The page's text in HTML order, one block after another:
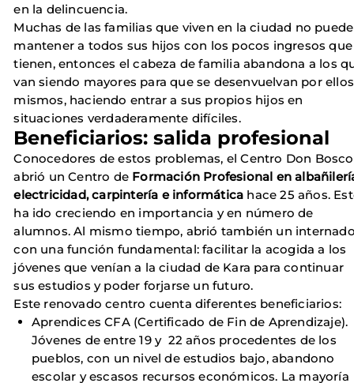
en la delincuencia.
Muchas de las familias que viven en la ciudad no
mantener a todos sus hijos con los pocos ingresos que
tienen, entonces el cabeza de familia abandona a los
van siendo mayores para que se desenvuelvan por ellos
mismos, haciendo entrar a sus propios hijos en
situaciones verdaderamente difíciles.
Beneficiarios: salida profesional
Conocedores de estos problemas, el Centro Don Bosco
abrió un Centro de Formación Profesional en
electricidad, carpintería e informática hace 25 años.
ha ido creciendo en importancia y en número de
alumnos. Al mismo tiempo, abrió también un
con una función fundamental: facilitar la acogida a los
jóvenes que venían a la ciudad de Kara para continuar
sus estudios y poder forjarse un futuro.
Este renovado centro cuenta diferentes beneficiarios:
Aprendices CFA (Certificado de Fin de Aprendizaje).
Jóvenes de entre 19 y 22 años procedentes de los
pueblos, con un nivel de estudios bajo, abandono
escolar y escasos recursos económicos. La mayoría